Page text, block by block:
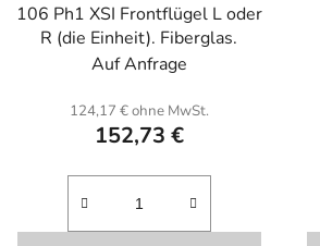
106 Ph1 XSI Frontflügel L oder
R (die Einheit). Fiberglas.
Auf Anfrage
124,17 € ohne MwSt.
152,73 €